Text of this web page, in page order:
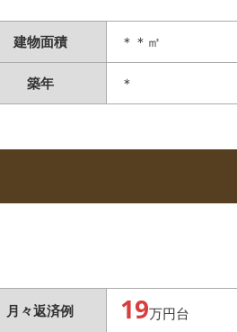
建物面積 ＊＊㎡
築年 ＊
月々返済例 19万円台